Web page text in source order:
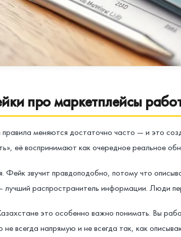
про маркетплейсы
меняются достаточно часто — и это
её воспринимают как очередное реальное
Фейк звучит правдоподобно, потому что
лучший распространитель информации. Люди
это особенно важно понимать. Вы
всегда напрямую и не всегда так, как